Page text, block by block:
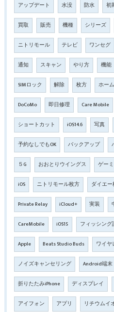
アップデート 水没 防水 初
買取 販売 機種 シリーズ
ニトリモール テレビ ワンセグ
通知 スキャン やり方 機能
SIMロック 解除 枚方 ホー
DoCoMo 即日修理 Care Mobile
ショートカット iOS14.6 写真
予約なしでもOK バックアップ
５G おおとりウイングス ゲー
iOS ニトリモール枚方 ダイエ
Private Relay iCloud+ 実装
CareMobile iOS15 フィッシング
Apple Beats Studio Buds ワイヤ
ノイズキャンセリング Android端末
折りたたみiPhone ディスプレイ
アイフォン アプリ リチウムイ